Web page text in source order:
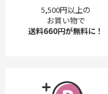
5,500円以上の
お買い物で
送料660円が無料に！